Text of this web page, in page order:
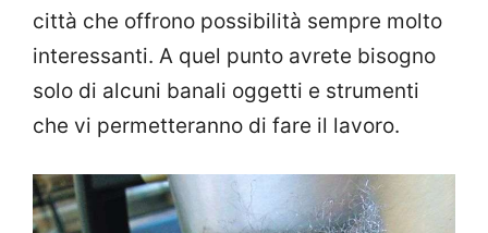
città che offrono possibilità sempre molto
interessanti. A quel punto avrete bisogno
solo di alcuni banali oggetti e strumenti
che vi permetteranno di fare il lavoro.